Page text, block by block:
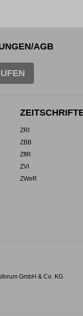
AGB
ZRI
ZBB
ZfIR
ZVI
ZWeR
GmbH & Co. KG